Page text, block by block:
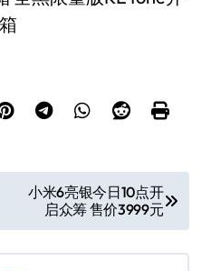
小米6亮银今日10点开
启众筹 售价3999元